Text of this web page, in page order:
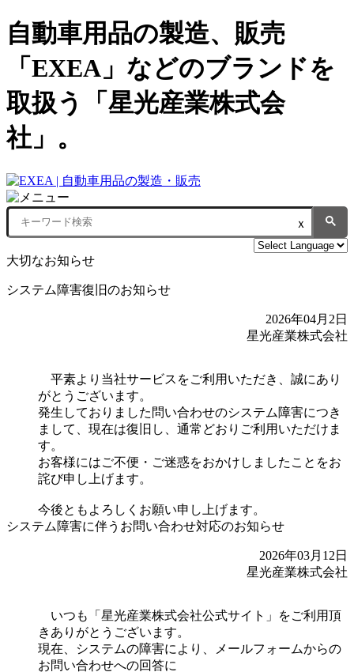
自動車用品の製造、販売
「EXEA」などのブランドを
取扱う「星光産業株式会
社」。
ｘ
大切なお知らせ
システム障害復旧のお知らせ
2026年04月2日
星光産業株式会社
平素より当社サービスをご利用いただき、誠にあり
がとうございます。
発生しておりました問い合わせのシステム障害につき
まして、現在は復旧し、通常どおりご利用いただけま
す。
お客様にはご不便・ご迷惑をおかけしましたことをお
詫び申し上げます。
今後ともよろしくお願い申し上げます。
システム障害に伴うお問い合わせ対応のお知らせ
2026年03月12日
星光産業株式会社
いつも「星光産業株式会社公式サイト」をご利用頂
きありがとうございます。
現在、システムの障害により、メールフォームからの
お問い合わせへの回答に